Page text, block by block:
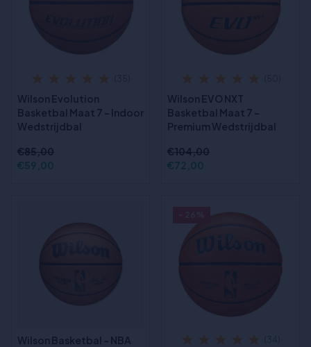
Wilson Evolution
Basketbal Maat 7 – Indoor
Wedstrijdbal
€85,00
€59,00
Wilson EVO NXT
Basketbal Maat 7 –
Premium Wedstrijdbal
€104,00
€72,00
Wilson Basketbal - NBA